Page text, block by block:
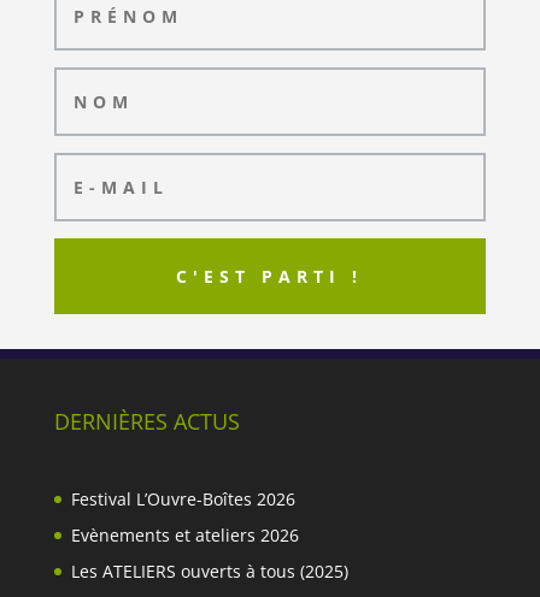
C'EST PARTI !
DERNIÈRES ACTUS
Festival L’Ouvre-Boîtes 2026
Evènements et ateliers 2026
Les ATELIERS ouverts à tous (2025)